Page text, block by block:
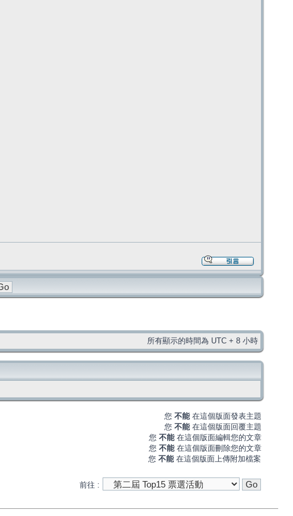
所有顯示的時間為 UTC + 8 小時
您 不能 在這個版面發表主題
您 不能 在這個版面回覆主題
您 不能 在這個版面編輯您的文章
您 不能 在這個版面刪除您的文章
您 不能 在這個版面上傳附加檔案
前往 :